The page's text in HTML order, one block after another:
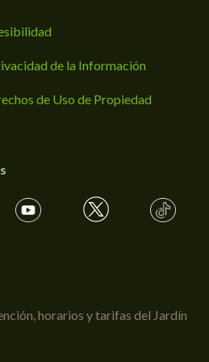
de la Información
de Uso de Propiedad
horarios y tarifas del Jardín